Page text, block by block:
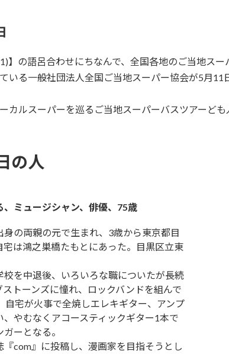
】の語呂合わせにちなんで、全国各地のご当地ス
いる一般社団法人全国ご当地スーパー協会が5月11
カルスーパーを巡るご当地スーパーバスツアーども
の人
、ミュージシャン、俳優、75歳
身の両親の元で生まれ、3歳から東京都目
宅は鴻之巣橋たもとにあった。目黒区立東
校を中退後、いろいろな職についたが長続
ストーンズに憧れ、ロックバンドを組んで
自宅が火事で全焼しエレキギター、アンプ
、やむなくアコースティックギター1本で
ーとなる。
『com』に投稿し、漫画家を目指そうとし